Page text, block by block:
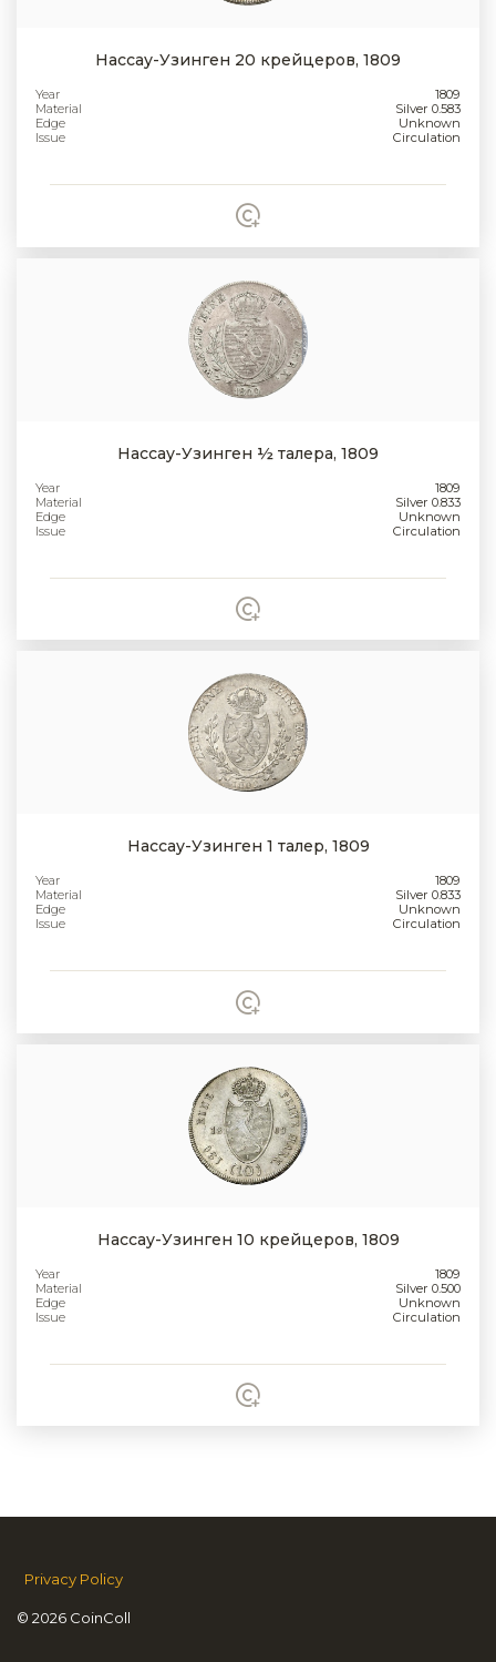
Нассау-Узинген 20 крейцеров, 1809
Year
1809
Material
Silver 0.583
Edge
Unknown
Issue
Circulation
Нассау-Узинген ½ талера, 1809
Year
1809
Material
Silver 0.833
Edge
Unknown
Issue
Circulation
Нассау-Узинген 1 талер, 1809
Year
1809
Material
Silver 0.833
Edge
Unknown
Issue
Circulation
Нассау-Узинген 10 крейцеров, 1809
Year
1809
Material
Silver 0.500
Edge
Unknown
Issue
Circulation
© 2026 CoinColl
Privacy Policy